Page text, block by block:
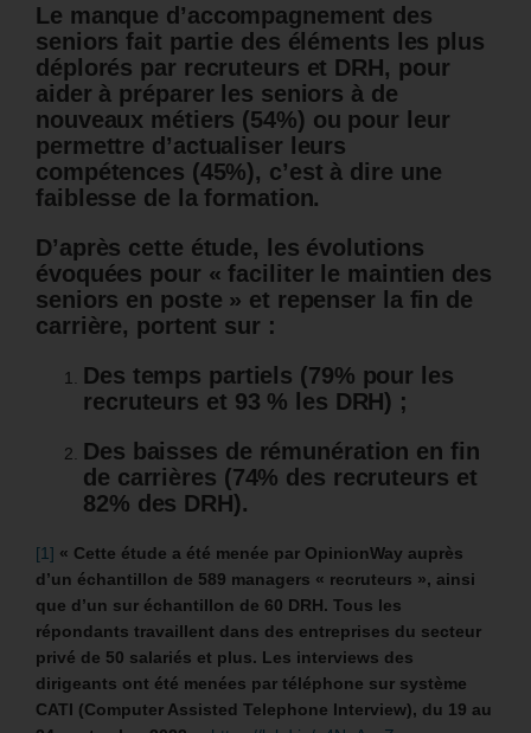
Le manque d’accompagnement des
seniors fait partie des éléments les plus
déplorés par recruteurs et DRH, pour
aider à préparer les seniors à de
nouveaux métiers (54%) ou pour leur
permettre d’actualiser leurs
compétences (45%), c’est à dire une
faiblesse de la formation.
D’après cette étude, les évolutions
évoquées pour « faciliter le maintien des
seniors en poste » et repenser la fin de
carrière, portent sur :
Des temps partiels (79% pour les
recruteurs et 93 % les DRH) ;
Des baisses de rémunération en fin
de carrières (74% des recruteurs et
82% des DRH).
[1] « Cette étude a été menée par OpinionWay auprès
d’un échantillon de 589 managers « recruteurs », ainsi
que d’un sur échantillon de 60 DRH. Tous les
répondants travaillent dans des entreprises du secteur
privé de 50 salariés et plus. Les interviews des
dirigeants ont été menées par téléphone sur système
CATI (Computer Assisted Telephone Interview), du 19 au